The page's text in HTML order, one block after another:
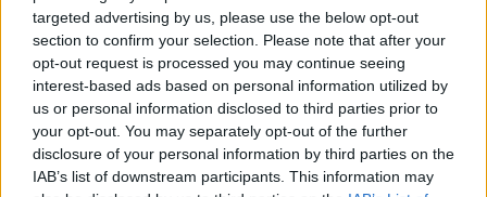
targeted advertising by us, please use the below opt-out
section to confirm your selection. Please note that after your
opt-out request is processed you may continue seeing
interest-based ads based on personal information utilized by
us or personal information disclosed to third parties prior to
your opt-out. You may separately opt-out of the further
disclosure of your personal information by third parties on the
IAB’s list of downstream participants. This information may